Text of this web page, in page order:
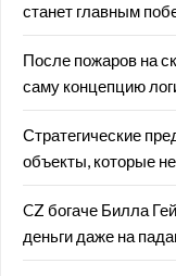
станет главным
После пожаров на
саму концепцию
Стратегические
объекты, которые
CZ богаче Билла
деньги даже на